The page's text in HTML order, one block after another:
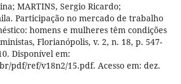
MARTINS, Sergio Ricardo;
Participação no mercado de trabalho
homens e mulheres têm condições
Florianópolis, v. 2, n. 18, p. 547-
Disponível em:
pdf/ref/v18n2/15.pdf. Acesso em: dez.